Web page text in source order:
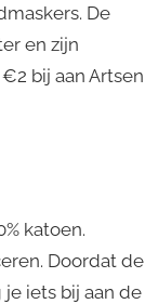
De
en zijn
bij aan Artsen
katoen.
Doordat de
iets bij aan de